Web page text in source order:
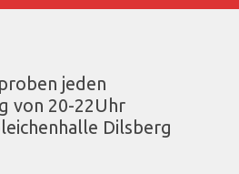
jeden
von 20-22Uhr
Dilsberg